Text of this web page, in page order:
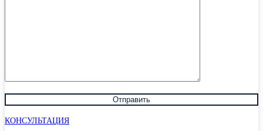
КОНСУЛЬТАЦИЯ